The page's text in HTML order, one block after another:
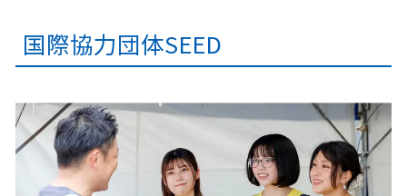
国際協力団体SEED